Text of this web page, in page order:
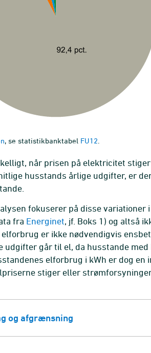
, se statistikbanktabel FU12
når prisen på elektricitet
husstands årlige udgifter, er
fokuserer på disse variationer
fra Energinet, jf. Boks 1) og altså
er ikke nødvendigvis
udgifter går til el, da husstande
elforbrug i kWh er dog en
stiger eller
og afgrænsning